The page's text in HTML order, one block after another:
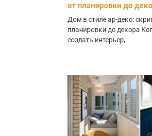
от планировки до
Дом в стиле ар-деко:
планировки до декора
создать интерьер,